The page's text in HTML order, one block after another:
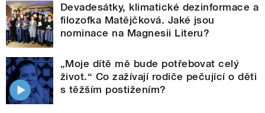
Devadesátky, klimatické dezinformace a
filozofka Matějčková. Jaké jsou
nominace na Magnesii Literu?
„Moje dítě mě bude potřebovat celý
život.“ Co zažívají rodiče pečující o děti
s těžším postižením?